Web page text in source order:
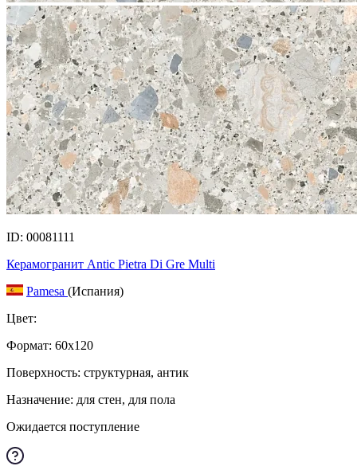
ID: 00081111
Керамогранит Antic Pietra Di Gre Multi
Pamesa (Испания)
Цвет:
Формат: 60x120
Поверхность: структурная, антик
Назначение: для стен, для пола
Ожидается поступление